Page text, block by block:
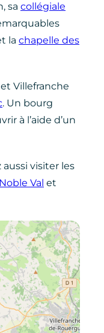
sa collégiale
la chapelle des
Villefranche
. Un bourg
à l’aide d’un
aussi visiter les
Val et